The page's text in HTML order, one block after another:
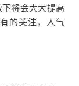
将会大大提高
的关注，人气